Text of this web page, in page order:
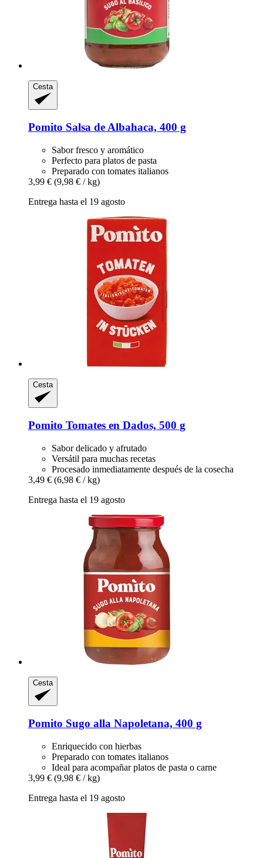
Cesta
Pomito Salsa de Albahaca, 400 g
Sabor fresco y aromático
Perfecto para platos de pasta
Preparado con tomates italianos
3,99 € (9,98 € / kg)
Entrega hasta el 19 agosto
Cesta
Pomito Tomates en Dados, 500 g
Sabor delicado y afrutado
Versátil para muchas recetas
Procesado inmediatamente después de la cosecha
3,49 € (6,98 € / kg)
Entrega hasta el 19 agosto
Cesta
Pomito Sugo alla Napoletana, 400 g
Enriquecido con hierbas
Preparado con tomates italianos
Ideal para acompañar platos de pasta o carne
3,99 € (9,98 € / kg)
Entrega hasta el 19 agosto